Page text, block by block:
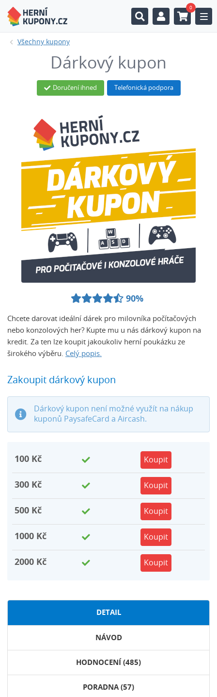
0
Všechny kupony
Dárkový kupon
Doručení ihned Telefonická podpora
90%
Chcete darovat ideální dárek pro milovníka počítačových
nebo konzolových her? Kupte mu u nás dárkový kupon na
kredit. Za ten lze koupit jakoukoliv herní poukázku ze
širokého výběru. Celý popis.
Zakoupit dárkový kupon
Dárkový kupon není možné využít na nákup
kuponů PaysafeCard a Aircash.
100 Kč Koupit
300 Kč Koupit
500 Kč Koupit
1000 Kč Koupit
2000 Kč Koupit
DETAIL
NÁVOD
HODNOCENÍ (485)
PORADNA (57)